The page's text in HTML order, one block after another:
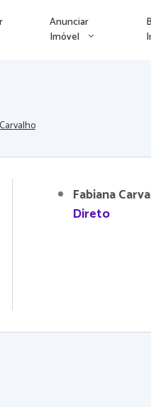
Anunciar
Imóvel
Fabiana
Direto